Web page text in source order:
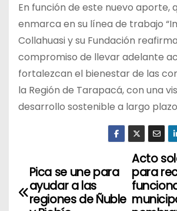
En función de este nuevo aporte,
enmarca en su línea de trabajo
Collahuasi y su Fundación
compromiso de llevar adelante
fortalezcan el bienestar de las
la Región de Tarapacá, con una
desarrollo sostenible a largo
N
a
Acto
para
Pica se une para
ayudar a las
regiones de Ñuble